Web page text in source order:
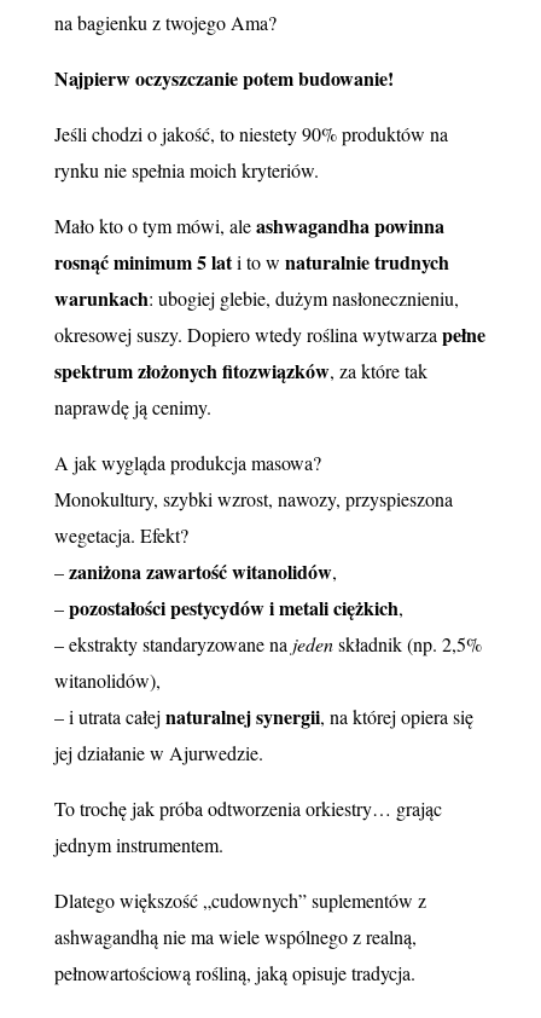
na bagienku z twojego Ama?
Najpierw oczyszczanie potem budowanie!
Jeśli chodzi o jakość, to niestety 90% produktów na
rynku nie spełnia moich kryteriów.
Mało kto o tym mówi, aleashwagandha powinna
rosnąć minimum 5 lati to w naturalnie trudnych
warunkach: ubogiej glebie, dużym nasłonecznieniu,
okresowej suszy. Dopiero wtedy roślina wytwarza pełne
spektrum złożonych fitozwiązków, za które tak
naprawdę ją cenimy.
A jak wygląda produkcja masowa?
Monokultury, szybki wzrost, nawozy, przyspieszona
wegetacja. Efekt?
–zaniżona zawartość witanolidów,
–pozostałości pestycydów i metali ciężkich,
– ekstrakty standaryzowane na jedenskładnik (np. 2,5%
witanolidów),
– i utrata całej naturalnej synergii, na której opiera się
jej działanie w Ajurwedzie.
To trochę jak próba odtworzenia orkiestry… grając
jednym instrumentem.
Dlatego większość „cudownych” suplementów z
ashwagandhą nie ma wiele wspólnego z realną,
pełnowartościową rośliną, jaką opisuje tradycja.